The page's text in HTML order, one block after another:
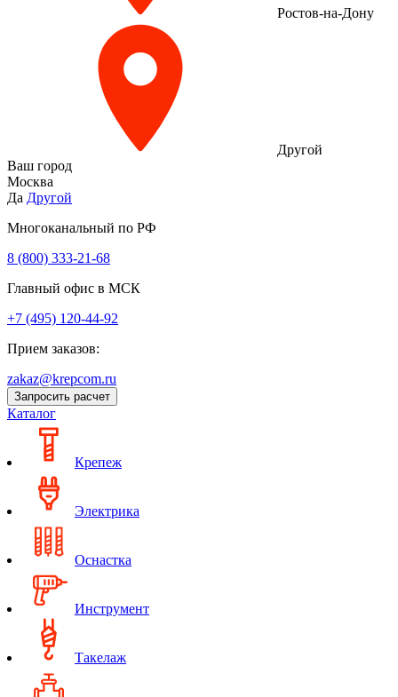
Ростов-на-Дону
Другой
Ваш город
Москва
Да Другой
Многоканальный по РФ
8 (800) 333‑21-68
Главный офис в МСК
+7 (495) 120-44-92
Прием заказов:
zakaz@krepcom.ru
Запросить расчет
Каталог
Крепеж
Электрика
Оснастка
Инструмент
Такелаж